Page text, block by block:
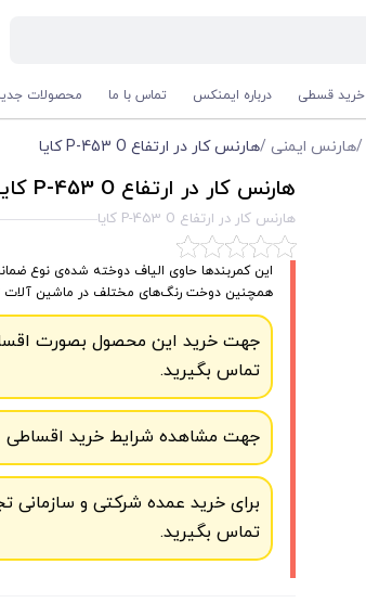
خرید قسطی درباره ایمنکس تماس با ما محصولات
/هارنس ایمنی /هارنس کار در ارتفاع P-453 O کایا
هارنس کار در ارتفاع P-453 O کایا
هارنس کار در ارتفاع P-453 O کایا
همچنین دوخت رنگ‌های مختلف در ماشین آلات CNC به منظور مشاهده‌ی سریع، می‌باشند
جهت خرید این محصول بصورت
تماس بگیرید.
جهت مشاهده شرایط خرید اقساطی
برای خرید عمده شرکتی و سازمانی
تماس بگیرید.